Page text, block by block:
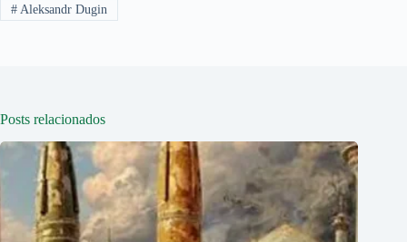
#Aleksandr Dugin
Posts relacionados